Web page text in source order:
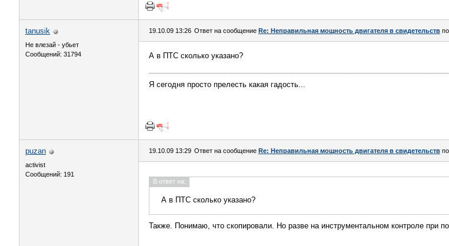
tanusik
Не влезай - убьет
Сообщений: 31794
19.10.09 13:26 Ответ на сообщение Re: Неправильная мощность двигателя в свидетельств
А в ПТС сколько указано?
Я сегодня просто прелесть какая гадость...
puzan
activist
Сообщений: 191
19.10.09 13:29 Ответ на сообщение Re: Неправильная мощность двигателя в свидетельств
В ответ на:
А в ПТС сколько указано?
Также. Понимаю, что скопировали. Но разве на инструментальном контроле при